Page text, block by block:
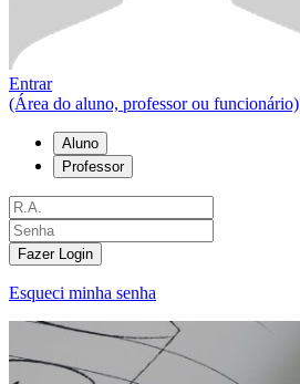
Entrar
(Área do aluno, professor ou funcionário)
Aluno
Professor
Fazer Login
Esqueci minha senha